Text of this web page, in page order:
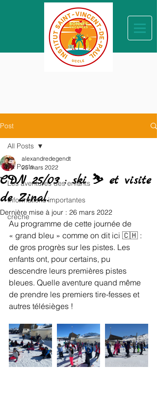
Post
All Posts
Les aventures des enfants
Informations importantes
crèche
All Posts
CDN 25/03 : ski ⛷ et visite
de Zinal.
alexandredegendt
25 mars 2022
Dernière mise à jour : 26 mars 2022
Au programme de cette journée de
« grand bleu » comme on dit ici 🇨🇭 :
de gros progrès sur les pistes. Les
enfants ont, pour certains, pu
descendre leurs premières pistes
bleues. Quelle aventure quand même
de prendre les premiers tire-fesses et
autres télésièges !